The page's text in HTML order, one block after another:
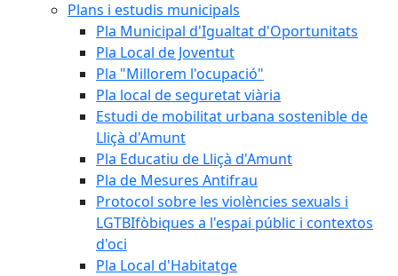
Plans i estudis municipals
Pla Municipal d'Igualtat d'Oportunitats
Pla Local de Joventut
Pla "Millorem l'ocupació"
Pla local de seguretat viària
Estudi de mobilitat urbana sostenible de
Lliçà d'Amunt
Pla Educatiu de Lliçà d'Amunt
Pla de Mesures Antifrau
Protocol sobre les violències sexuals i
LGTBIfòbiques a l'espai públic i contextos
d'oci
Pla Local d'Habitatge